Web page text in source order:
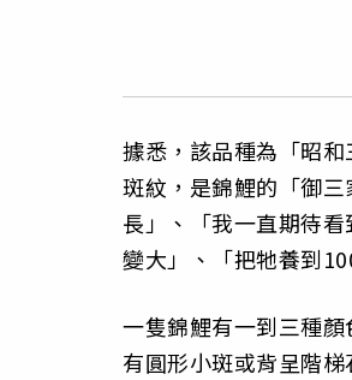
據悉，該品種為「昭
斑紋，是錦鯉的「御
長」、「我一直期待
變大」、「把牠養到
一隻錦鯉有一到三種
有圓形小斑或背呈階